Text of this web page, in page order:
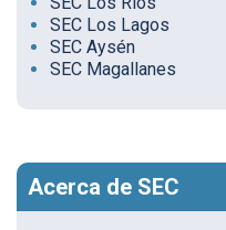
SEC Los Lagos
SEC Aysén
SEC Magallanes
Acerca de SEC